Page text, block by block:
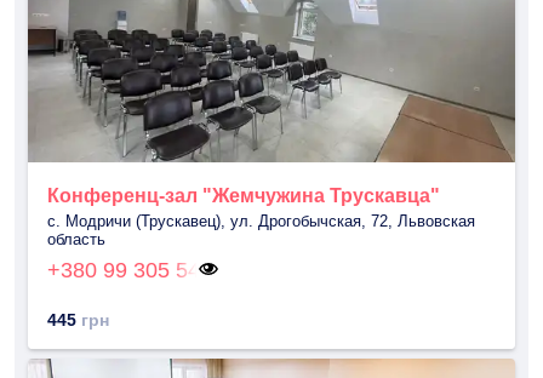
Конференц-зал "Жемчужина Трускавца"
с. Модричи (Трускавец), ул. Дрогобычская, 72, Львовская
область
+380 99 305 54
445 грн